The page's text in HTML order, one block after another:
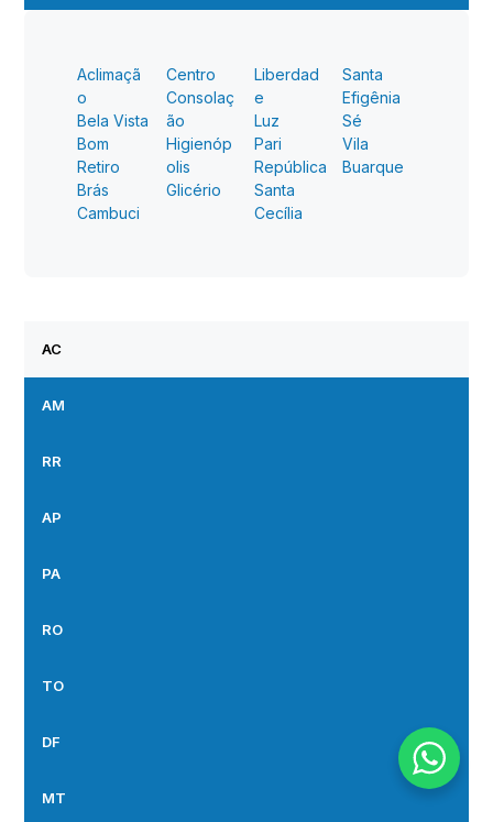
Aclimaçã
o
Bela Vista
Bom
Retiro
Brás
Cambuci
Centro
Consolaç
ão
Higienóp
olis
Glicério
Liberdad
e
Luz
Pari
República
Santa
Cecília
Santa
Efigênia
Sé
Vila
Buarque
AC
AM
RR
AP
PA
RO
TO
DF
MT